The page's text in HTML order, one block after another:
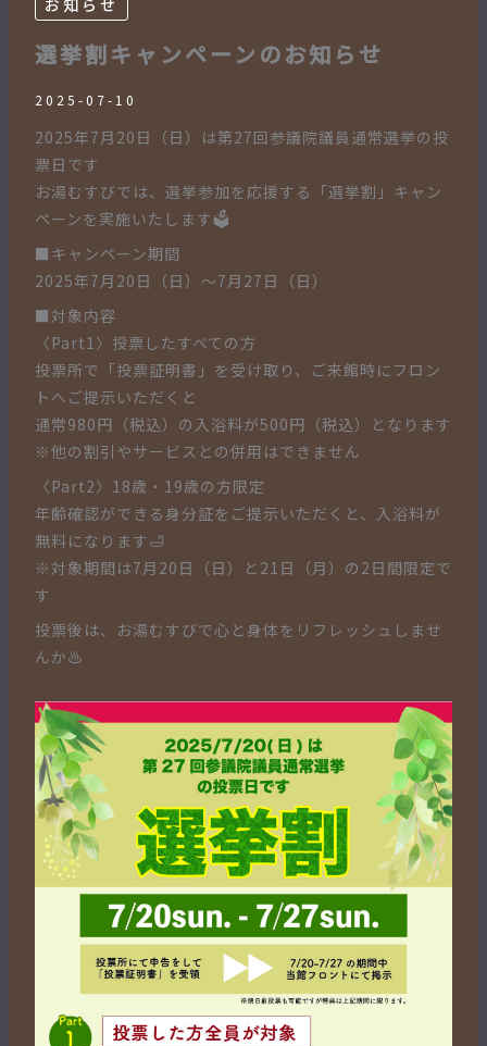
お知らせ
選挙割キャンペーンのお知らせ
2025-07-10
2025年7月20日（日）は第27回参議院議員通常選挙の投
票日です
お湯むすびでは、選挙参加を応援する「選挙割」キャン
ペーンを実施いたします🗳️
■キャンペーン期間
2025年7月20日（日）〜7月27日（日）
■対象内容
〈Part1〉投票したすべての方
投票所で「投票証明書」を受け取り、ご来館時にフロン
トへご提示いただくと
通常980円（税込）の入浴料が500円（税込）となります
※他の割引やサービスとの併用はできません
〈Part2〉18歳・19歳の方限定
年齢確認ができる身分証をご提示いただくと、入浴料が
無料になります🛁
※対象期間は7月20日（日）と21日（月）の2日間限定で
す
投票後は、お湯むすびで心と身体をリフレッシュしませ
んか♨️